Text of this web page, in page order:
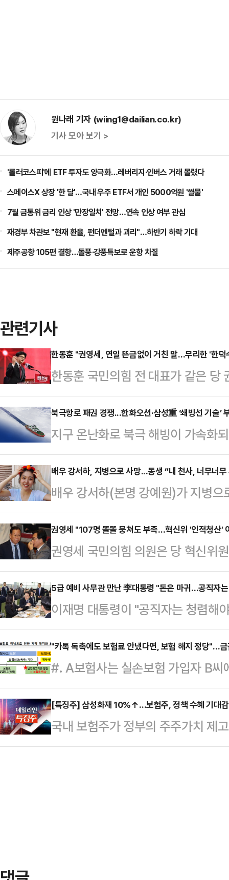
원나래 기자 (wiing1@dailian.co.kr)
기사 모아 보기 >
'롤러코스피'에 ETF 투자도 양극화…레버리지·인버스 거래 몰렸다
스페이스X 상장 '한 달'…국내 우주 ETF서 개인 5000억원 '썰물'
7월 금통위 금리 인상 '만장일치' 전망…연속 인상 여부 관심
재경부 차관보 "현재 환율, 펀더멘털과 괴리"…하반기 하락 기대
제주공항 105편 결항…돌풍·강풍특보로 운항 차질
관련기사
한동훈 "권영세, 연일 뜬금없이 거친 말…무리한 '한
한동훈 국민의힘 전 대표가 같은 당
말들을 쏟아내고 있다"며 "아무리
민들과 당원들 보시기에 과한 면이
한동훈 전 대표는 14일 페이스북을
민의힘 후보 강제교체를 주도한 외
들에게 한덕수 출마 지원을 부탁하
체 왜 이렇게 무리하게 말도 안되는
다"고 지적했다.앞서…
북극항로 패권 경쟁...한화오션·삼성重 ‘쇄빙선 기술’
지구 온난화로 북극 해빙이 가속화
주목을 받고 있다. 최대 40%에 달
요로 이어지고 있는 가운데 국내 조
다.14일 조선업계에 따르면 이재명
척’이 국정과제로 추진되면서 한화
이 다시 조명받고 있다.한화오션은
터 극지 전용 선박 개발을 시작해
(LNG) 운반선 건조 실적을 보유…
배우 강서하, 지병으로 사망...동생 “내 천사, 너무너무
배우 강서하(본명 강예원)가 지병
강서하는 이날 오전 지병인 암으로
이는 한 여성은 강서하 공식 소셜
그 큰 고통을 견디고 있으면서도 내
내 천사”라며 강서하의 사망을 전
거기서는 고통 없이 꼭 행복만 해”
잘해줄게. 너무 너무 너무 사랑해
줘…
권영세 "107명 똘똘 뭉쳐도 부족…혁신위 '인적청산'
권영세 국민의힘 의원은 당 혁신위
파란을 일으키고 있는 것에 대해
기 떼고 저기 떼고 뭘 하겠다는지
의원은 14일 KBS라디오 '전격시사
들이 힘을 합쳐 여당의 독주를 막는
맞지 않겠느냐"며 이같이 말했다.
포영장 집행을 저지하기 위해 한남
의 '인…
5급 예비 사무관 만난 李대통령 "돈은 마귀…공직자
이재명 대통령이 "공직자는 청렴해
삶을 관리해 왔다"며 "돈은 마귀"라
진천 국가공무원인재개발원에서 '
만들다'를 주제로 5급 신임관리자
으로 음해를 당하고 공격당해서 이
지만 마귀는 절대로 마귀의 얼굴을
모습을 하고 나타난다"며 이같이
정철학과 국…
"카톡 독촉에도 보험료 안냈다면, 보험 해지 정당"…
#. A보험사는 실손보험 가입자 B씨
대한 납입최고(독촉) 후 보험 계약
료 납입최고 없이 부당하게 보험계
하는 민원을 냈다.금융감독원은 보
서로 독촉할 수 있고, 실제로 B씨가
[특징주] 삼성화재 10%↑…보험주, 정책 수혜 기대감
국내 보험주가 정부의 주주가치 제
다.14일 한국거래소에 따르면 이날